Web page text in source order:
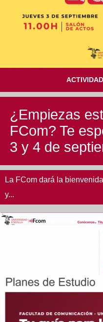
Reservas
Horarios
Periodismo
Doble Grado PER/CAV
Exámenes Grado
Periodismo
Comunicación
Secretaría Virtual
¿Empiezas
FCom? Te
3 y 4 de
La FCom dará la
y...